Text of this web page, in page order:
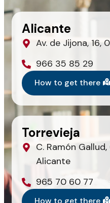
Alicante
Av. de Jijona, 16,
966 35 85 29
How to get there
Torrevieja
C. Ramón
Alicante
965 70 60 77
How to get there